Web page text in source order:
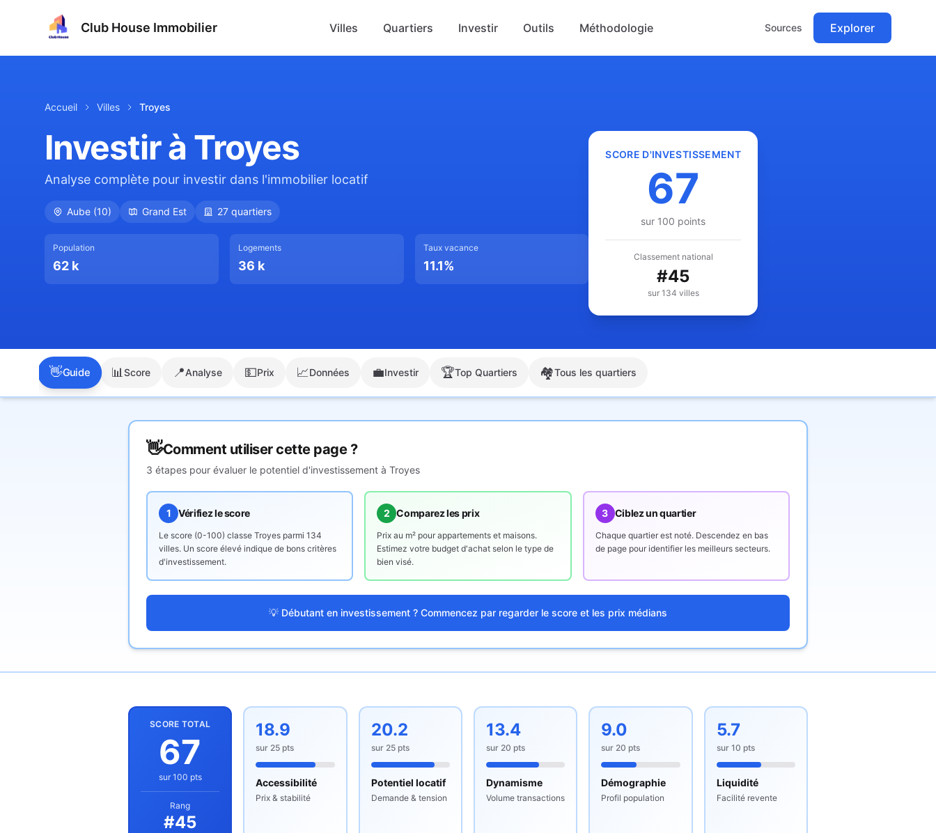
Club House Immobilier Villes Quartiers Investir Outils Méthodologie Sources Explorer
Accueil Villes Troyes
Investir à Troyes
Analyse complète pour investir dans l'immobilier locatif
Aube (10) Grand Est 27 quartiers
Population
62 k
Logements
36 k
Taux vacance
11.1%
SCORE D'INVESTISSEMENT
67
sur 100 points
Classement national
#45
sur 134 villes
👋Guide 📊 Score 📍Analyse 💵Prix 📈Données 💼Investir 🏆Top Quartiers 🏘️Tous les quartiers
👋Comment utiliser cette page ?
3 étapes pour évaluer le potentiel d'investissement à Troyes
1 Vérifiez le score
Le score (0-100) classe Troyes parmi 134
villes. Un score élevé indique de bons critères
d'investissement.
2 Comparez les prix
Prix au m² pour appartements et maisons.
Estimez votre budget d'achat selon le type de
bien visé.
3 Ciblez un quartier
Chaque quartier est noté. Descendez en bas
de page pour identifier les meilleurs secteurs.
💡 Débutant en investissement ? Commencez par regarder le score et les prix médians
SCORE TOTAL
67
sur 100 pts
Rang
#45
18.9
sur 25 pts
Accessibilité
Prix & stabilité
20.2
sur 25pts
Potentiel locatif
Demande & tension
13.4
sur 20 pts
Dynamisme
Volume transactions
9.0
sur 20 pts
Démographie
Profil population
5.7
sur 10 pts
Liquidité
Facilité revente